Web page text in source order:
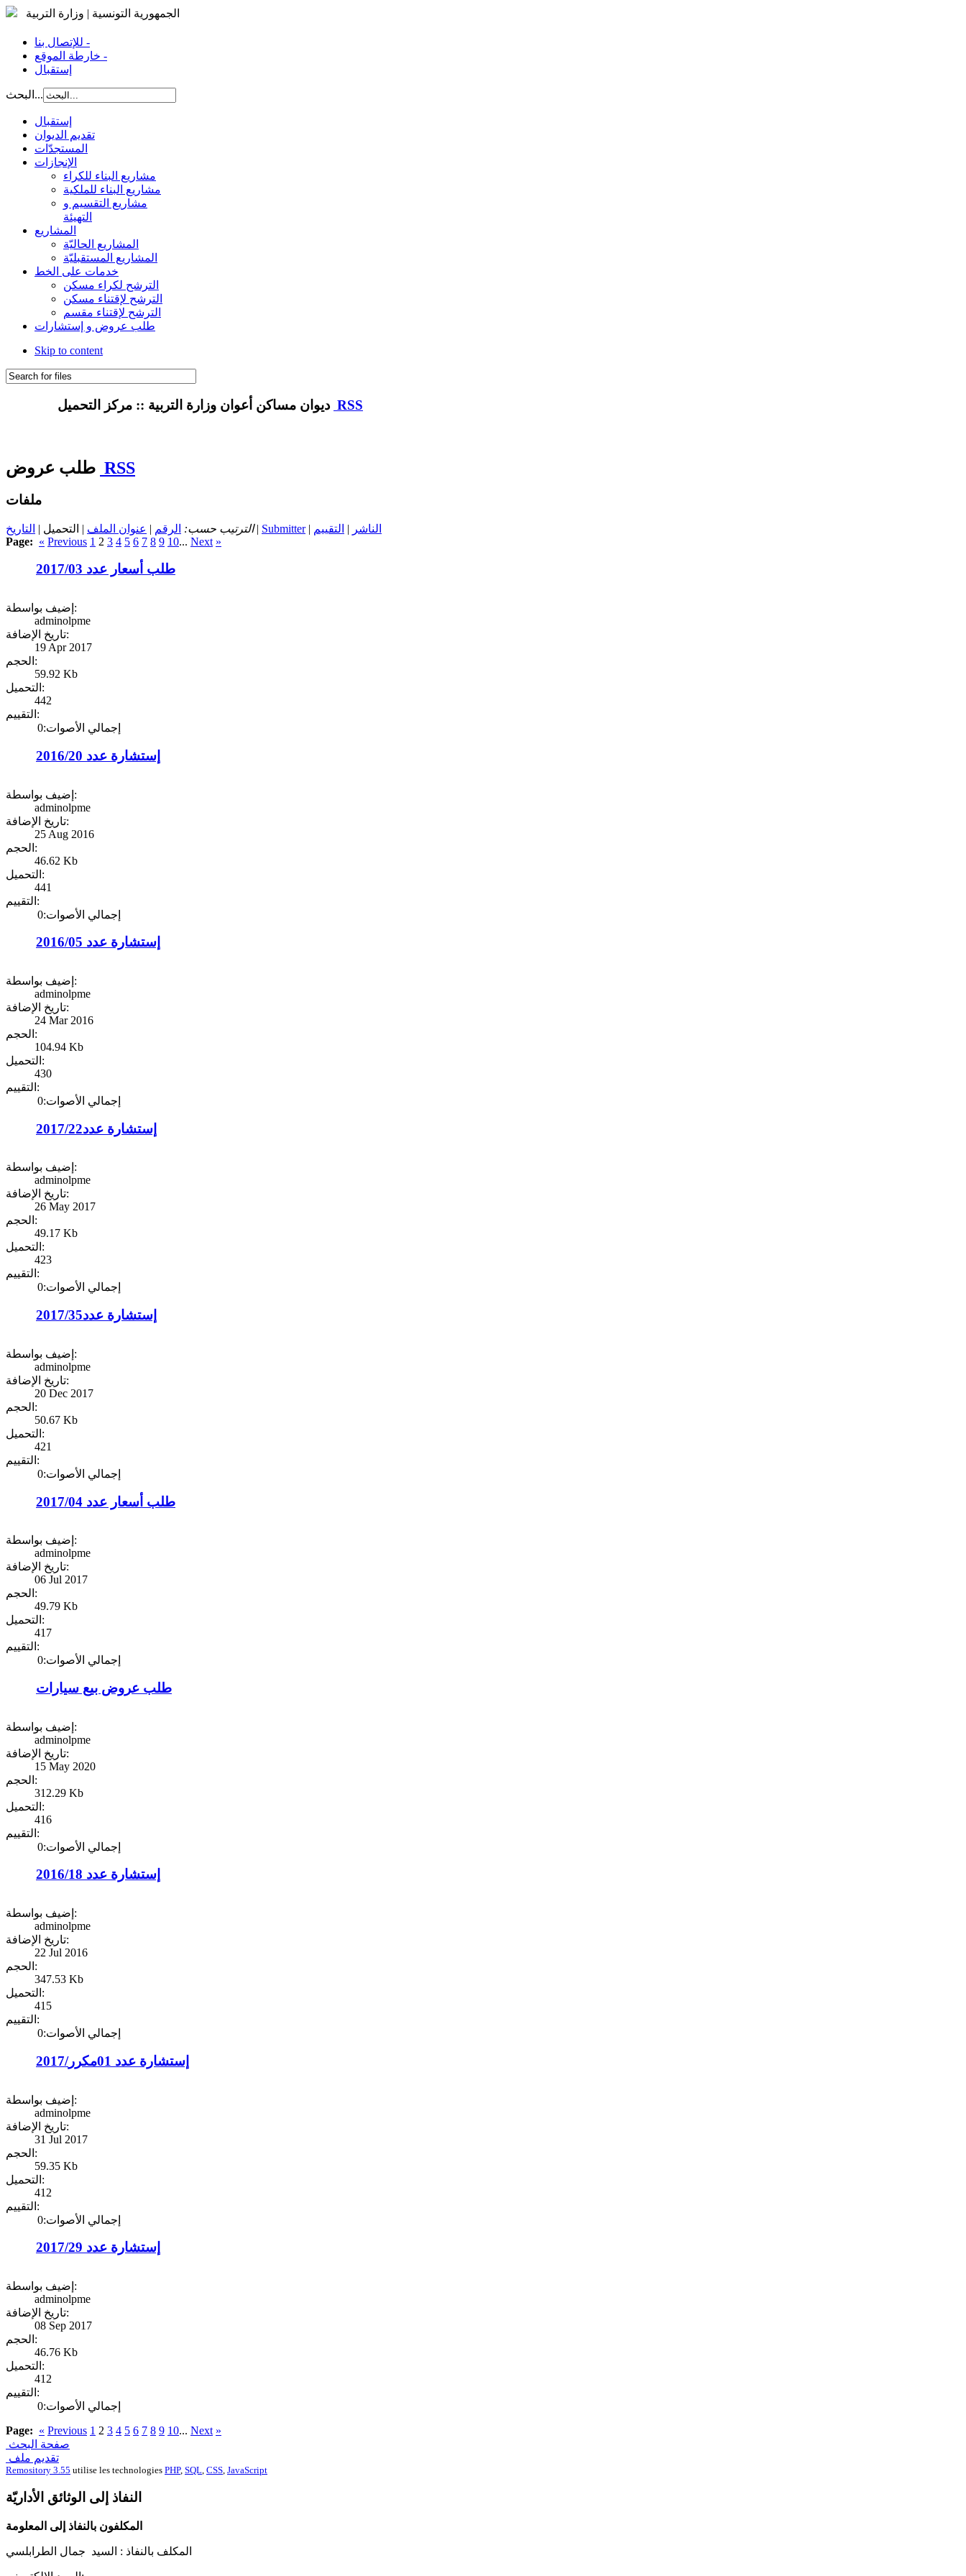
الجمهورية التونسية | وزارة التربية
للإتصال بنا -
خارطة الموقع -
إستقبال
البحث...
إستقبال
تقديم الديوان
المستجدّات
الإنجازات
مشاريع البناء للكراء
مشاريع البناء للملكية
مشاريع التقسيم و
التهيئة
المشاريع
المشاريع الحاليّة
المشاريع المستقبليّة
خدمات على الخط
الترشح لكراء مسكن
الترشح لإقتناء مسكن
الترشح لإقتناء مقسم
طلب عروض و إستشارات
Skip to content
RSS
RSS
ملفات
الترتيب حسب: الرقم | عنوان الملف | التحميل | التاريخ | Submitter| الناشر | التقييم
Page: « Previous 1 2 3 4 5 6 7 8 9 10... Next »
طلب أسعار عدد 2017/03
إضيف بواسطة:
adminolpme
تاريخ الإضافة:
19 Apr 2017
الحجم:
59.92 Kb
التحميل:
442
التقييم:
إجمالي الأصوات:0
إستشارة عدد 2016/20
إضيف بواسطة:
adminolpme
تاريخ الإضافة:
25 Aug 2016
الحجم:
46.62 Kb
التحميل:
441
التقييم:
إجمالي الأصوات:0
إستشارة عدد 2016/05
إضيف بواسطة:
adminolpme
تاريخ الإضافة:
24 Mar 2016
الحجم:
104.94 Kb
التحميل:
430
التقييم:
إجمالي الأصوات:0
إستشارة عدد2017/22
إضيف بواسطة:
adminolpme
تاريخ الإضافة:
26 May 2017
الحجم:
49.17 Kb
التحميل:
423
التقييم:
إجمالي الأصوات:0
إستشارة عدد2017/35
إضيف بواسطة:
adminolpme
تاريخ الإضافة:
20 Dec 2017
الحجم:
50.67 Kb
التحميل:
421
التقييم:
إجمالي الأصوات:0
طلب أسعار عدد 2017/04
إضيف بواسطة:
adminolpme
تاريخ الإضافة:
06 Jul 2017
الحجم:
49.79 Kb
التحميل:
417
التقييم:
إجمالي الأصوات:0
طلب عروض بيع سيارات
إضيف بواسطة:
adminolpme
تاريخ الإضافة:
15 May 2020
الحجم:
312.29 Kb
التحميل:
416
التقييم:
إجمالي الأصوات:0
إستشارة عدد 2016/18
إضيف بواسطة:
adminolpme
تاريخ الإضافة:
22 Jul 2016
الحجم:
347.53 Kb
التحميل:
415
التقييم:
إجمالي الأصوات:0
2017/إستشارة عدد 01مكرر
إضيف بواسطة:
adminolpme
تاريخ الإضافة:
31 Jul 2017
الحجم:
59.35 Kb
التحميل:
412
التقييم:
إجمالي الأصوات:0
إستشارة عدد 2017/29
إضيف بواسطة:
adminolpme
تاريخ الإضافة:
08 Sep 2017
الحجم:
46.76 Kb
التحميل:
412
التقييم:
إجمالي الأصوات:0
Page: « Previous 1 2 3 4 5 6 7 8 9 10... Next »
صفحة البحث
تقديم ملف
Remository 3.55 utilise les technologies PHP, SQL, CSS, JavaScript
النفاذ إلى الوثائق الأداريّة
المكلفون بالنفاذ إلى المعلومة
المكلف بالنفاذ : السيد جمال الطرابلسي